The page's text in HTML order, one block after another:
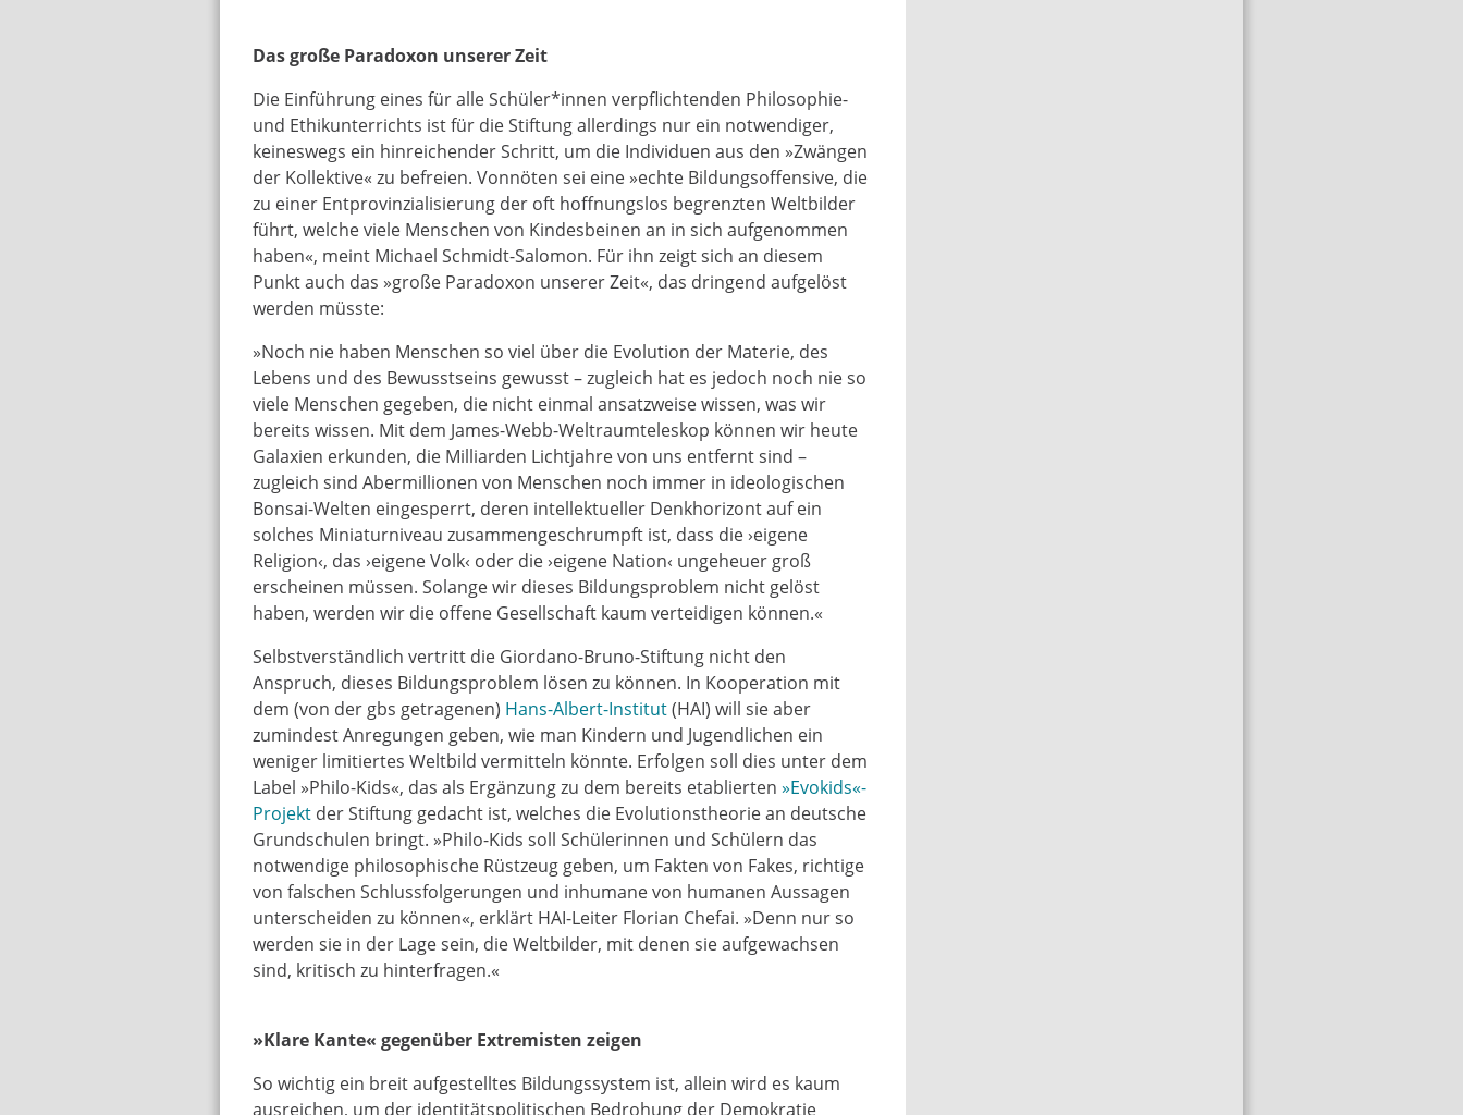
Das große Paradoxon unserer Zeit
Die Einführung eines für alle Schüler*innen verpflichtenden Philosophie-
und Ethikunterrichts ist für die Stiftung allerdings nur ein notwendiger,
keineswegs ein hinreichender Schritt, um die Individuen aus den »Zwängen
der Kollektive« zu befreien. Vonnöten sei eine »echte Bildungsoffensive, die
zu einer Entprovinzialisierung der oft hoffnungslos begrenzten Weltbilder
führt, welche viele Menschen von Kindesbeinen an in sich aufgenommen
haben«, meint Michael Schmidt-Salomon. Für ihn zeigt sich an diesem
Punkt auch das »große Paradoxon unserer Zeit«, das dringend aufgelöst
werden müsste:
»Noch nie haben Menschen so viel über die Evolution der Materie, des
Lebens und des Bewusstseins gewusst – zugleich hat es jedoch noch nie so
viele Menschen gegeben, die nicht einmal ansatzweise wissen, was wir
bereits wissen. Mit dem James-Webb-Weltraumteleskop können wir heute
Galaxien erkunden, die Milliarden Lichtjahre von uns entfernt sind –
zugleich sind Abermillionen von Menschen noch immer in ideologischen
Bonsai-Welten eingesperrt, deren intellektueller Denkhorizont auf ein
solches Miniaturniveau zusammengeschrumpft ist, dass die ›eigene
Religion‹, das ›eigene Volk‹ oder die ›eigene Nation‹ ungeheuer groß
erscheinen müssen. Solange wir dieses Bildungsproblem nicht gelöst
haben, werden wir die offene Gesellschaft kaum verteidigen können.«
Selbstverständlich vertritt die Giordano-Bruno-Stiftung nicht den
Anspruch, dieses Bildungsproblem lösen zu können. In Kooperation mit
dem (von der gbs getragenen) Hans-Albert-Institut(HAI) will sie aber
zumindest Anregungen geben, wie man Kindern und Jugendlichen ein
weniger limitiertes Weltbild vermitteln könnte. Erfolgen soll dies unter dem
Label »Philo-Kids«, das als Ergänzung zu dem bereits etablierten »Evokids«-
Projektder Stiftung gedacht ist, welches die Evolutionstheorie an deutsche
Grundschulen bringt. »Philo-Kids soll Schülerinnen und Schülern das
notwendige philosophische Rüstzeug geben, um Fakten von Fakes, richtige
von falschen Schlussfolgerungen und inhumane von humanen Aussagen
unterscheiden zu können«, erklärt HAI-Leiter Florian Chefai. »Denn nur so
werden sie in der Lage sein, die Weltbilder, mit denen sie aufgewachsen
sind, kritisch zu hinterfragen.«
»Klare Kante« gegenüber Extremisten zeigen
So wichtig ein breit aufgestelltes Bildungssystem ist, allein wird es kaum
ausreichen, um der identitätspolitischen Bedrohung der Demokratie